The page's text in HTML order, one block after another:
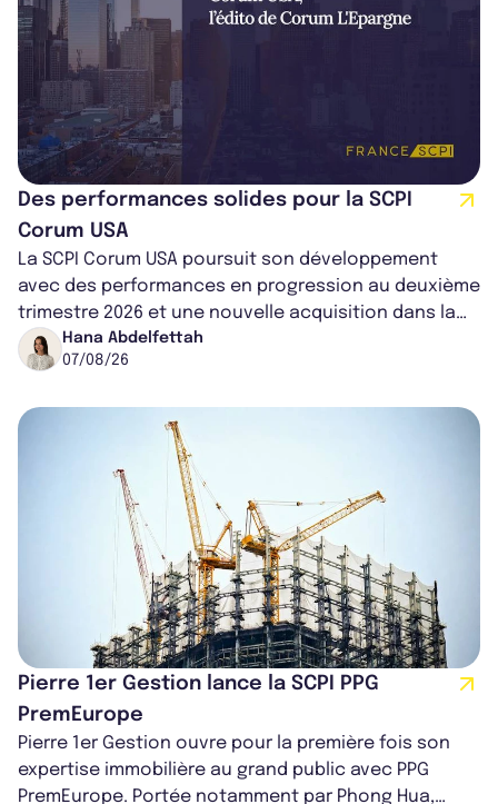
Des performances solides pour la SCPI
Corum USA
La SCPI Corum USA poursuit son développement
avec des performances en progression au deuxième
trimestre 2026 et une nouvelle acquisition dans la
région de Chicago. Entre hausse de...
Hana Abdelfettah
07/08/26
Pierre 1er Gestion lance la SCPI PPG
PremEurope
Pierre 1er Gestion ouvre pour la première fois son
expertise immobilière au grand public avec PPG
PremEurope. Portée notamment par Phong Hua,